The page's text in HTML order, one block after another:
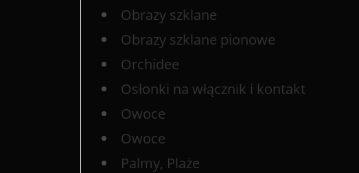
Obrazy szklane
Obrazy szklane pionowe
Orchidee
Osłonki na włącznik i kontakt
Owoce
Owoce
Palmy, Plaże